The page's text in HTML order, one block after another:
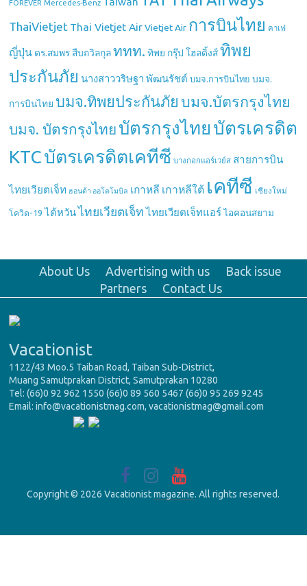
FOREVER Mercedes-Benz
ThaiVietjet Thai Vietjet Air Vietjet Air การบินไทย คาเฟ่
ญี่ปุ่น ดร.สมพร สืบถวิลกุล ททท. ทิพย กรุ๊ป โฮลดิ้งส์ ทิพย
ประกันภัย นางสาววริษฐา พัฒนรัชต์ บมจ.การบินไทย บมจ.
การบินไทย บมจ.ทิพยประกันภัย บมจ.บัตรกรุงไทย
บมจ. บัตรกรุงไทย บัตรกรุงไทย บัตรเครดิต
KTCบัตรเครดิตเคทีซี บางกอกแอร์เวย์ส สายการบิน
ไทยเวียตเจ็ท ฮอนด้า ออโตโมบิล เกาหลี เกาหลีใต้ เคทีซี เชียงใหม่
โควิด-19 ไต้หวัน ไทยเวียตเจ็ท ไทยเวียตเจ็ทแอร์ ไอคอนสยาม
About Us Advertising with us
Back issue
Partners
Contact Us
Vacationist
1122/43 Moo.5 Taiban Road, Taiban Sub-District,
Muang Samutprakan District, Samutprakan 10280
Tel: (66)0 92 962 1550 (66)0 89 560 5467 (66)0 95 269 9245
Email: info@vacationistmag.com, vacationistmag@gmail.com
Copyright © 2026 Vacationistmagazine. All rights reserved.